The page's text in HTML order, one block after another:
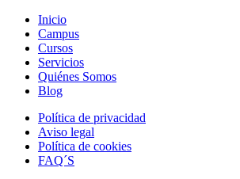
Inicio
Campus
Cursos
Servicios
Quiénes Somos
Blog
Política de privacidad
Aviso legal
Política de cookies
FAQ´S